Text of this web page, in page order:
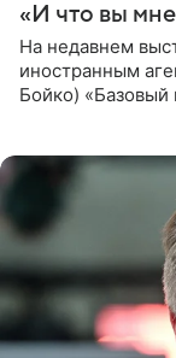
«И что вы
На недавнем
иностранным
Бойко)